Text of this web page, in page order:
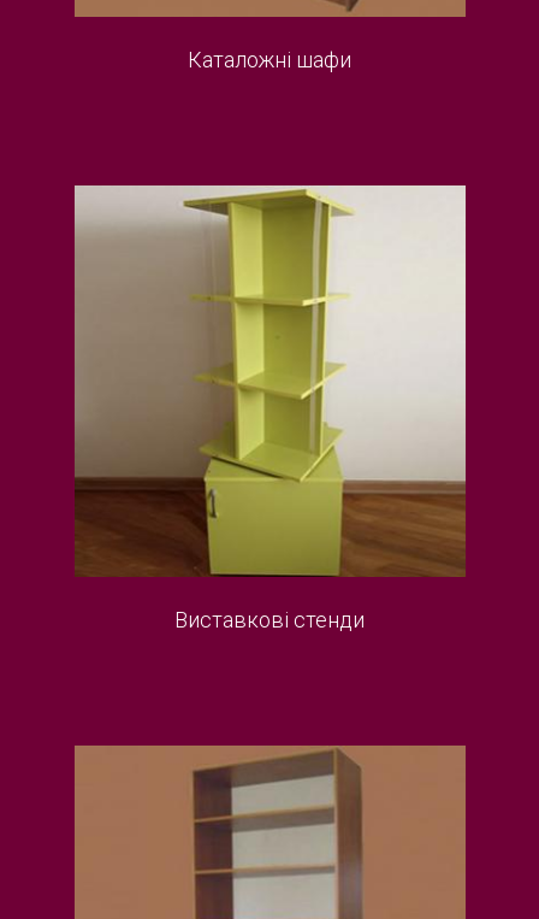
Каталожні шафи
Виставкові стенди